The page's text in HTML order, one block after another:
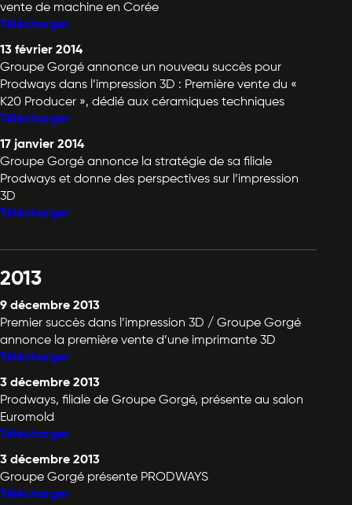
vente de machine en Corée
Télécharger
13 février 2014
Groupe Gorgé annonce un nouveau succès pour
Prodways dans l’impression 3D : Première vente du «
K20 Producer », dédié aux céramiques techniques
Télécharger
17 janvier 2014
Groupe Gorgé annonce la stratégie de sa filiale
Prodways et donne des perspectives sur l’impression
3D
Télécharger
2013
9 décembre 2013
Premier succès dans l’impression 3D / Groupe Gorgé
annonce la première vente d’une imprimante 3D
Télécharger
3 décembre 2013
Prodways, filiale de Groupe Gorgé, présente au salon
Euromold
Télécharger
3 décembre 2013
Groupe Gorgé présente PRODWAYS
Télécharger